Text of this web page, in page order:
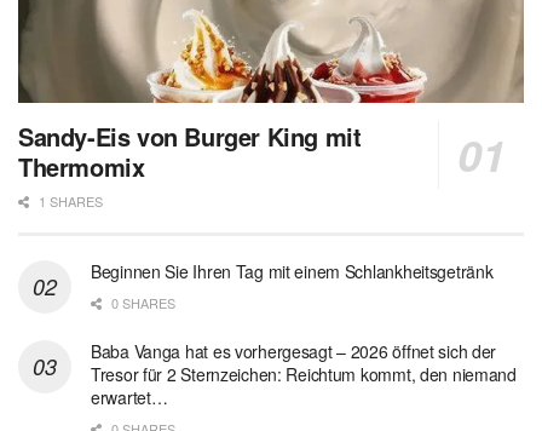
Sandy-Eis von Burger King mit
Thermomix
1 SHARES
Beginnen Sie Ihren Tag mit einem Schlankheitsgetränk
0 SHARES
Baba Vanga hat es vorhergesagt – 2026 öffnet sich der
Tresor für 2 Sternzeichen: Reichtum kommt, den niemand
erwartet…